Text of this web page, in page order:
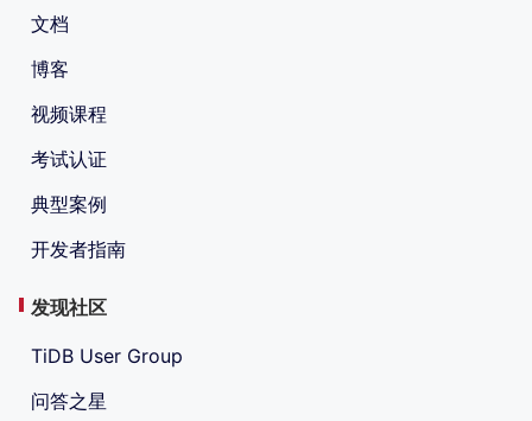
文档
博客
视频课程
考试认证
典型案例
开发者指南
发现社区
TiDB User Group
问答之星